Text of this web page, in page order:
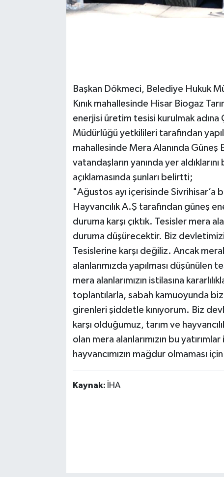
Başkan Dökmeci, Belediye Hukuk
Kınık mahallesinde Hisar Biogaz
enerjisi üretim tesisi kurulmak
Müdürlüğü yetkilileri tarafından
mahallesinde Mera Alanında
vatandaşların yanında yer
açıklamasında şunları belirtti;
"Ağustos ayı içerisinde Sivrihisar’a
Hayvancılık A.Ş tarafından güneş
duruma karşı çıktık. Tesisler mera
duruma düşürecektir. Biz
Tesislerine karşı değiliz. Ancak
alanlarımızda yapılması düşünülen
mera alanlarımızın istilasına
toplantılarla, sabah kamuoyunda
girenleri şiddetle kınıyorum. Biz
karşı olduğumuz, tarım ve
olan mera alanlarımızın bu
hayvancımızın mağdur olmaması
Kaynak: İHA